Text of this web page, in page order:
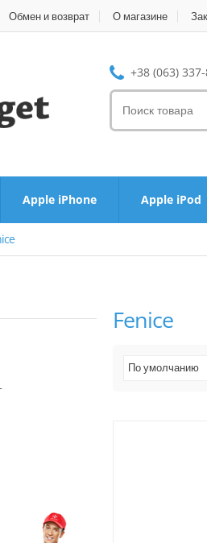
Обмен и возврат О магазине
+38 (063)
Apple iPhone Apple iPod
Fenice
По умолчанию